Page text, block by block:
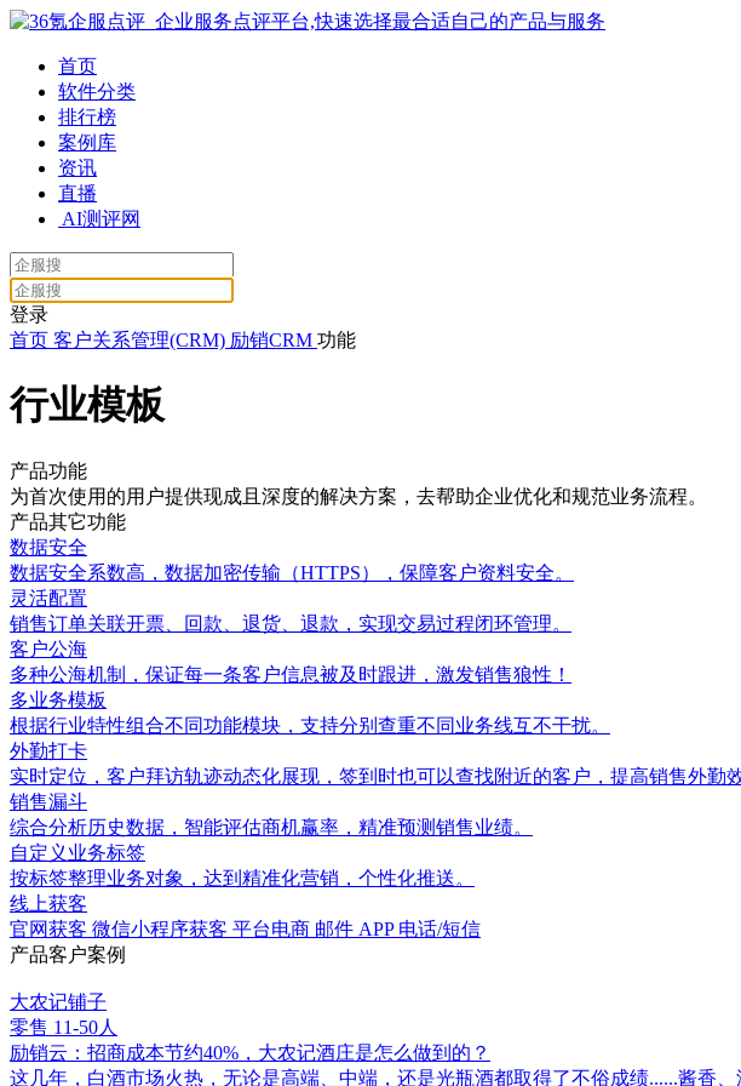
首页
软件分类
排行榜
案例库
资讯
直播
AI测评网
登录
首页 客户关系管理(CRM) 励销CRM 功能
行业模板
产品功能
为首次使用的用户提供现成且深度的解决方案，去帮助企业优化和规范业务流程。
产品其它功能
数据安全
数据安全系数高，数据加密传输（HTTPS），保障客户资料安全。
灵活配置
销售订单关联开票、回款、退货、退款，实现交易过程闭环管理。
客户公海
多种公海机制，保证每一条客户信息被及时跟进，激发销售狼性！
多业务模板
根据行业特性组合不同功能模块，支持分别查重不同业务线互不干扰。
外勤打卡
实时定位，客户拜访轨迹动态化展现，签到时也可以查找附近的客户，提高销售外勤效
销售漏斗
综合分析历史数据，智能评估商机赢率，精准预测销售业绩。
自定义业务标签
按标签整理业务对象，达到精准化营销，个性化推送。
线上获客
官网获客 微信小程序获客 平台电商 邮件 APP 电话/短信
产品客户案例
大农记铺子
零售 11-50人
励销云：招商成本节约40%，大农记酒庄是怎么做到的？
这几年，白酒市场火热，无论是高端、中端，还是光瓶酒都取得了不俗成绩......酱香